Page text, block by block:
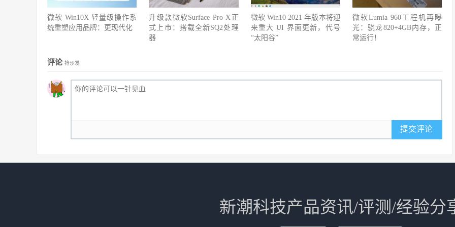
微软 Win10X 轻量级操作系
统重塑应用品牌：更现代化
升级款微软Surface Pro X正
式上市：搭载全新SQ2处理
器
微软 Win10 2021 年版本将迎
来重大 UI 界面更新，代号
“太阳谷”
微软Lumia 960工程机再曝
光：骁龙820+4GB内存，正
常运行！
评论 抢沙发
提交评论
新潮科技产品资讯/评测/经验分